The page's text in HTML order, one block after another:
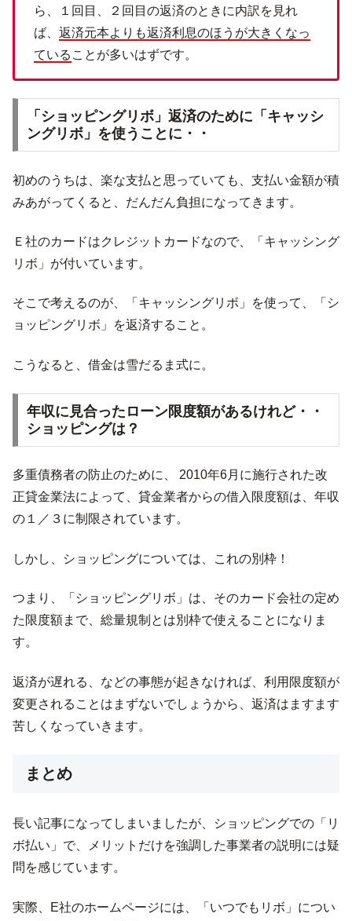
ら、１回目、２回目の返済のときに内訳を見れ
ば、 返済元本よりも返済利息のほうが大きくなっ
ている ことが多いはずです。
「ショッピングリボ」返済のために「キャッシ
ングリボ」を使うことに・・
初めのうちは、楽な支払と思っていても、支払い金額が積
みあがってくると、だんだん負担になってきます。
Ｅ社のカードはクレジットカードなので、「キャッシング
リボ」が付いています。
そこで考えるのが、「キャッシングリボ」を使って、「シ
ョッピングリボ」を返済すること。
こうなると、借金は雪だるま式に。
年収に見合ったローン限度額があるけれど・・
ショッピングは？
多重債務者の防止のために、 2010年6月に施行された改
正貸金業法によって、貸金業者からの借入限度額は、年収
の１／３に制限されています。
しかし、ショッピングについては、これの別枠！
つまり、「ショッピングリボ」は、そのカード会社の定め
た限度額まで、総量規制とは別枠で使えることになりま
す。
返済が遅れる、などの事態が起きなければ、利用限度額が
変更されることはまずないでしょうから、返済はますます
苦しくなっていきます。
まとめ
長い記事になってしまいましたが、ショッピングでの「リ
ボ払い」で、メリットだけを強調した事業者の説明には疑
問を感じています。
実際、E社のホームページには、「いつでもリボ」につい